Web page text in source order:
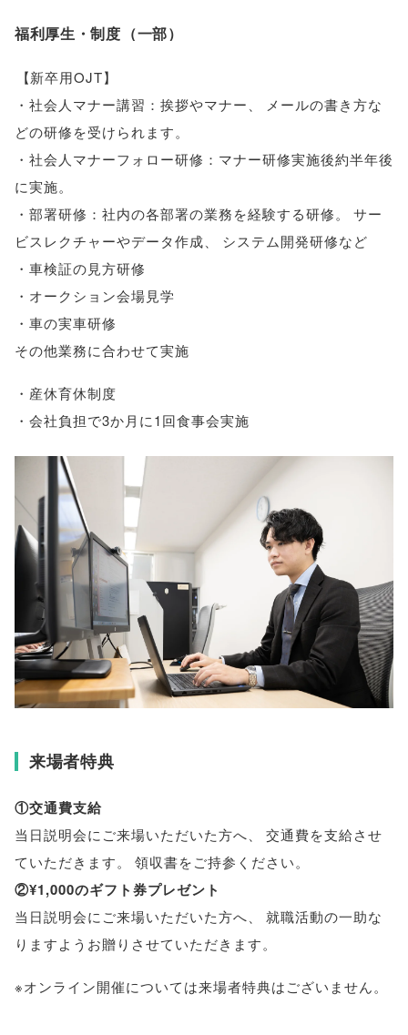
福利厚生・制度 （一部）
【新卒用OJT】
・社会人マナー講習：挨拶やマナー
メールの書き方な
どの研修を受けられます。
・社会人マナーフォロー研修：マナー研修実施後約半年後
に実施。
・部署研修：社内の各部署の業務を経験する研修。
サー
ビスレクチャーやデータ作成
システム開発研修など
・車検証の見方研修
・オークション会場見学
・車の実車研修
その他業務に合わせて実施
・産休育休制度
・会社負担で3か月に1回食事会実施
来場者特典
①交通費支給
当日説明会にご来場いただいた方へ
交通費を支給させ
ていただきます。 領収書をご持参ください。
②¥1,000のギフト券プレゼント
当日説明会にご来場いただいた方へ
就職活動の一助な
りますようお贈りさせていただきます。
※オンライン開催については来場者特典はございません。